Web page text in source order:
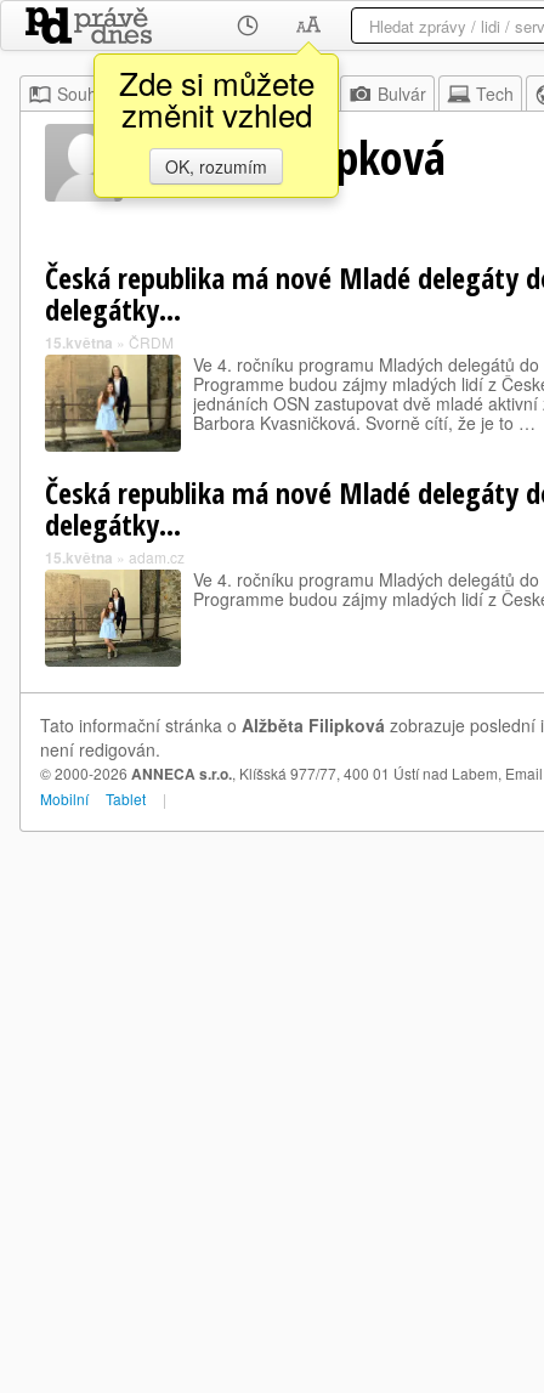
Zde si můžete
změnit vzhled
OK, rozumím
Souhrn Moje Z domova Bulvár Tech
Alžběta Filipková
Česká republika má nové Mladé delegáty
delegátky…
15.května » ČRDM
Ve 4. ročníku programu Mladých delegátů
Programme budou zájmy mladých lidí z
jednáních OSN zastupovat dvě mladé
Barbora Kvasničková. Svorně cítí, že je to …
Česká republika má nové Mladé delegáty
delegátky...
15.května » adam.cz
Ve 4. ročníku programu Mladých delegátů
Programme budou zájmy mladých lidí z
Tato informační stránka o Alžběta Filipková zobrazuje poslední
není redigován.
© 2000-2026 ANNECA s.r.o., Klíšská 977/77, 400 01 Ústí nad Labem,
Mobilní
Tablet |